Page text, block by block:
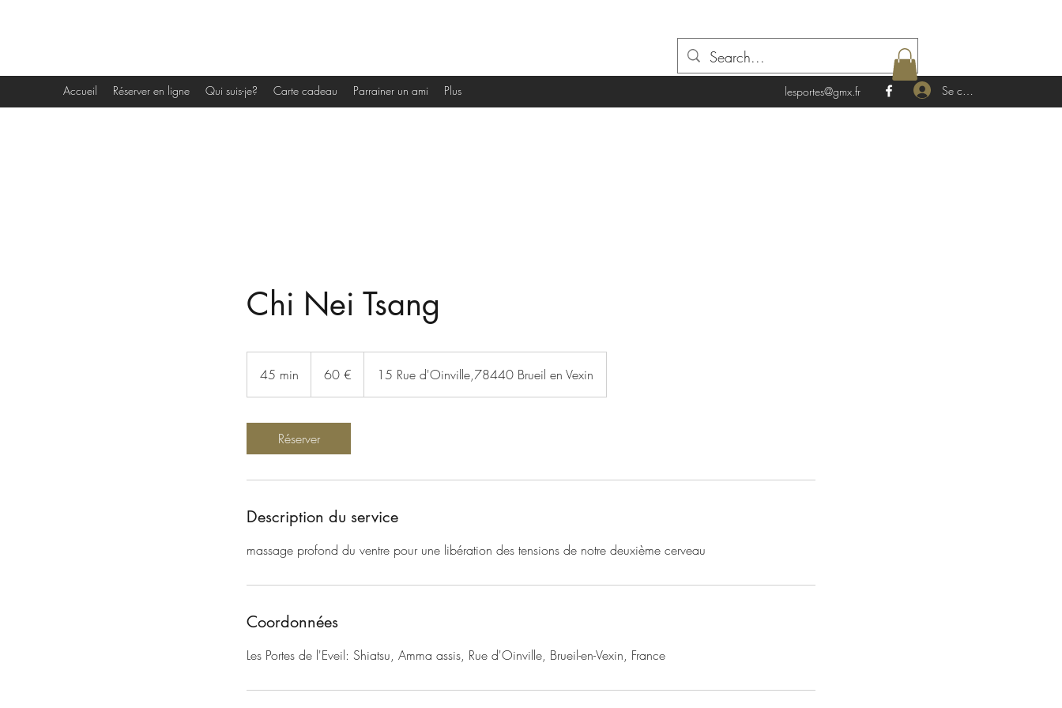
Accueil Réserver en ligne Qui suis-je? Carte cadeau Parrainer un ami Plus lesportes@gmx.fr Se connecter
Chi Nei Tsang
45 min
5
n
60 € 15 Rue d'Oinville,78440 Brueil en Vexin
Réserver
Description du service
massage profond du ventre pour une libération des tensions de notre deuxième cerveau
Coordonnées
Les Portes de l'Eveil: Shiatsu, Amma assis, Rue d'Oinville, Brueil-en-Vexin, France